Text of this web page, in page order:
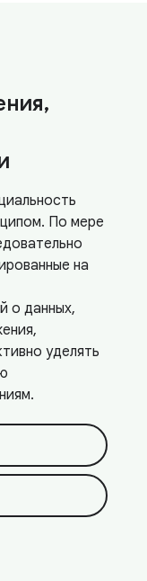
По мере
на
о данных,
уделять